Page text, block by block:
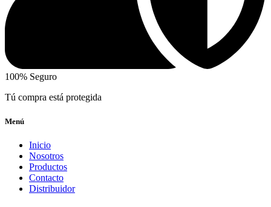
100% Seguro
Tú compra está protegida
Menú
Inicio
Nosotros
Productos
Contacto
Distribuidor